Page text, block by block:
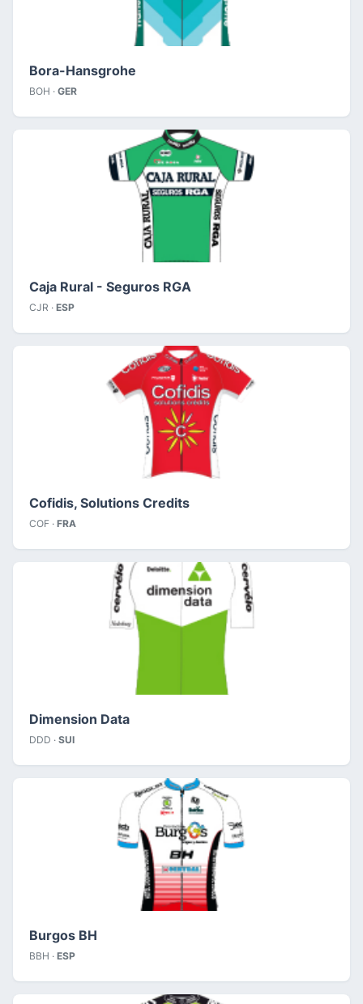
Bora-Hansgrohe
BOH · GER
Caja Rural - Seguros RGA
CJR · ESP
Cofidis, Solutions Credits
COF · FRA
Dimension Data
DDD · SUI
Burgos BH
BBH · ESP